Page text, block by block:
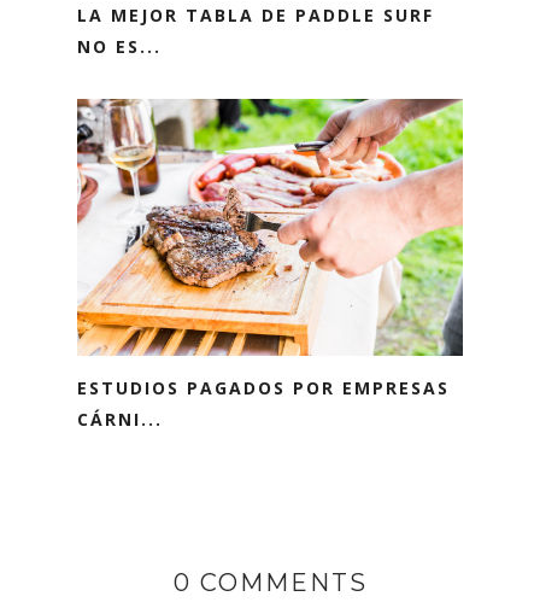
LA MEJOR TABLA DE PADDLE SURF
NO ES...
ESTUDIOS PAGADOS POR EMPRESAS
CÁRNI...
0 COMMENTS